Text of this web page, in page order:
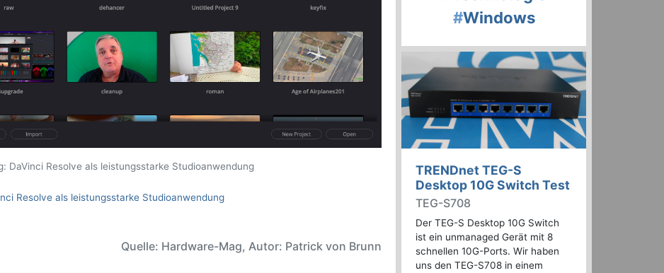
DaVinci Resolve als leistungsstarke Studioanwendung
Resolve als leistungsstarke Studioanwendung
Quelle: Hardware-Mag, Autor: Patrick von Brunn
#Windows
TRENDnet TEG-S
Desktop 10G Switch Test
TEG-S708
Der TEG-S Desktop 10G Switch
ist ein unmanaged Gerät mit 8
schnellen 10G-Ports. Wir haben
uns den TEG-S708 in einem